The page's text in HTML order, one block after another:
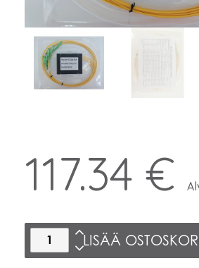
117.34 €
LISÄÄ